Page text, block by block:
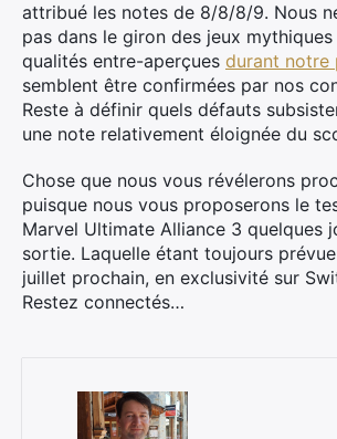
attribué les notes de 8/8/8/9. Nous
pas dans le giron des jeux mythiques
qualités entre-aperçues durant notre
semblent être confirmées par nos
Reste à définir quels défauts
une note relativement éloignée du
Chose que nous vous révélerons
puisque nous vous proposerons le
Marvel Ultimate Alliance 3 quelques
sortie. Laquelle étant toujours
juillet prochain, en exclusivité sur
Restez connectés…